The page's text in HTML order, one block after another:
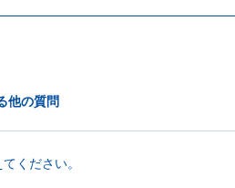
他の質問
ください。